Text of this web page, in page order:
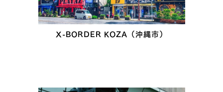
X-BORDER KOZA（沖縄市）